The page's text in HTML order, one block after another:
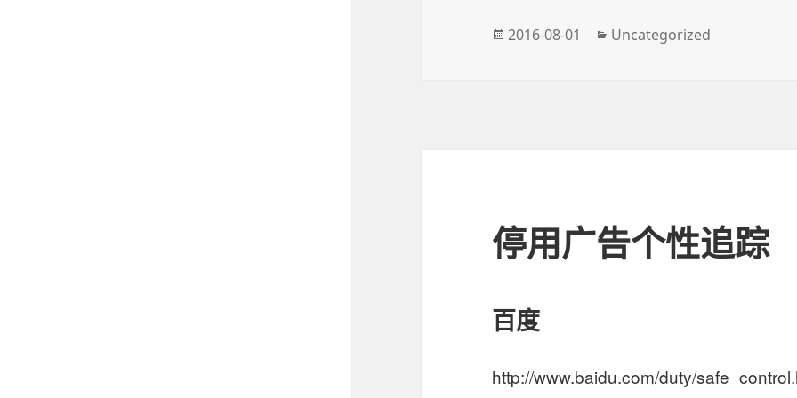
发
2016-08-01
分
Uncategorized
停用广告个性追踪
百度
http://www.baidu.com/duty/